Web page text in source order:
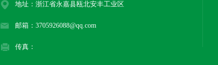
地址：浙江省永嘉县瓯北安丰工业区
邮箱：3705926088@qq.com
传真：